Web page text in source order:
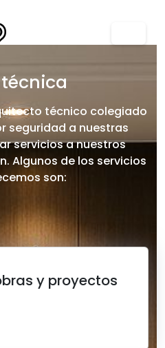
técnico colegiado
seguridad a nuestras
servicios a nuestros
Algunos de los servicios
son:
y proyectos